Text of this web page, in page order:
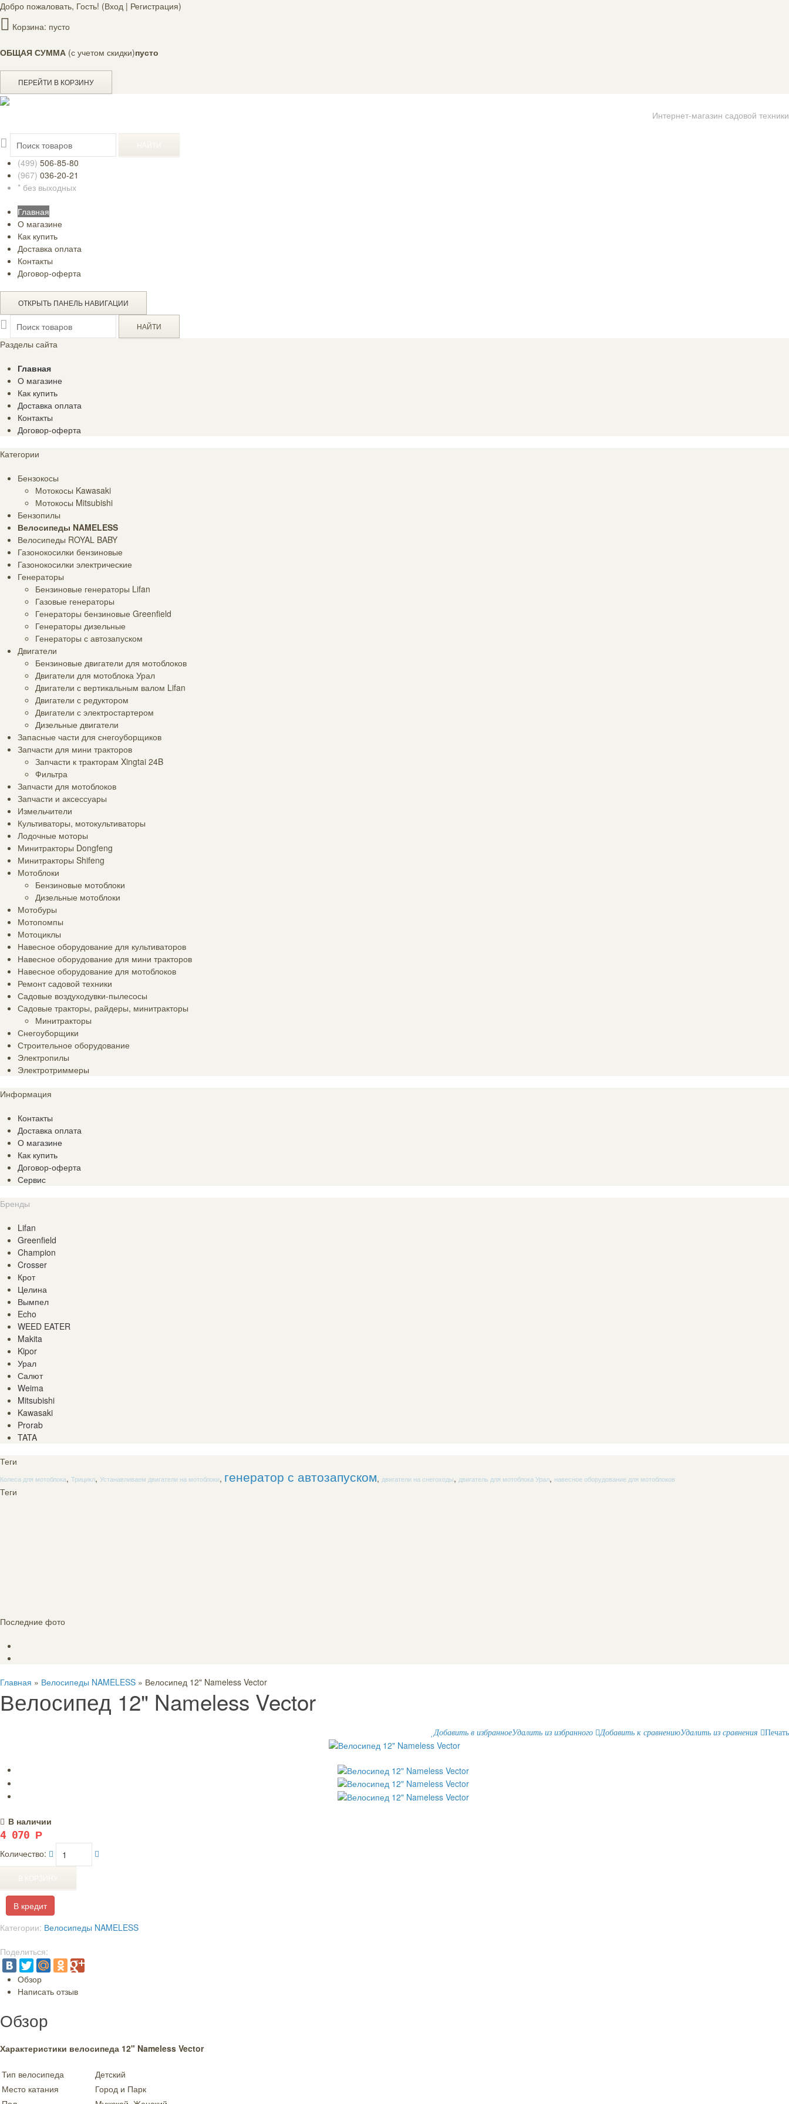
Добро пожаловать, Гость! (Вход | Регистрация)
Корзина: пусто
ОБЩАЯ СУММА (с учетом скидки)пусто
ПЕРЕЙТИ В КОРЗИНУ
Интернет-магазин садовой техники
(499) 506-85-80
(967) 036-20-21
* без выходных
Главная
О магазине
Как купить
Доставка оплата
Контакты
Договор-оферта
ОТКРЫТЬ ПАНЕЛЬ НАВИГАЦИИ
Разделы сайта
Главная
О магазине
Как купить
Доставка оплата
Контакты
Договор-оферта
Категории
Бензокосы
Мотокосы Kawasaki
Мотокосы Mitsubishi
Бензопилы
Велосипеды NAMELESS
Велосипеды ROYAL BABY
Газонокосилки бензиновые
Газонокосилки электрические
Генераторы
Бензиновые генераторы Lifan
Газовые генераторы
Генераторы бензиновые Greenfield
Генераторы дизельные
Генераторы с автозапуском
Двигатели
Бензиновые двигатели для мотоблоков
Двигатели для мотоблока Урал
Двигатели с вертикальным валом Lifan
Двигатели с редуктором
Двигатели с электростартером
Дизельные двигатели
Запасные части для снегоуборщиков
Запчасти для мини тракторов
Запчасти к тракторам Xingtai 24B
Фильтра
Запчасти для мотоблоков
Запчасти и аксессуары
Измельчители
Культиваторы, мотокультиваторы
Лодочные моторы
Минитракторы Dongfeng
Минитракторы Shifeng
Мотоблоки
Бензиновые мотоблоки
Дизельные мотоблоки
Мотобуры
Мотопомпы
Мотоциклы
Навесное оборудование для культиваторов
Навесное оборудование для мини тракторов
Навесное оборудование для мотоблоков
Ремонт садовой техники
Садовые воздуходувки-пылесосы
Садовые тракторы, райдеры, минитракторы
Минитракторы
Снегоуборщики
Строительное оборудование
Электропилы
Электротриммеры
Информация
Контакты
Доставка оплата
О магазине
Как купить
Договор-оферта
Сервис
Бренды
Lifan
Greenfield
Champion
Crosser
Крот
Целина
Вымпел
Echo
WEED EATER
Makita
Kipor
Урал
Салют
Weima
Mitsubishi
Kawasaki
Prorab
TATA
Теги
Колеса для мотоблока, Трицикл, Устанавливаем двигатели на мотоблоки, генератор с автозапуском, двигатели на снегоходы, двигатель для мотоблока Урал, навесное оборудование для мотоблоков
Теги
Последние фото
Главная » Велосипеды NAMELESS » Велосипед 12" Nameless Vector
Велосипед 12" Nameless Vector
Добавить в избранноеУдалить из избранного Добавить к сравнениюУдалить из сравнения Печать
В наличии
4 070 Р
Количество:
В кредит
Категории: Велосипеды NAMELESS
Поделиться:
Обзор
Написать отзыв
Обзор
Характеристики велосипеда 12" Nameless Vector
Тип велосипеда
Детский
Место катания
Город и Парк